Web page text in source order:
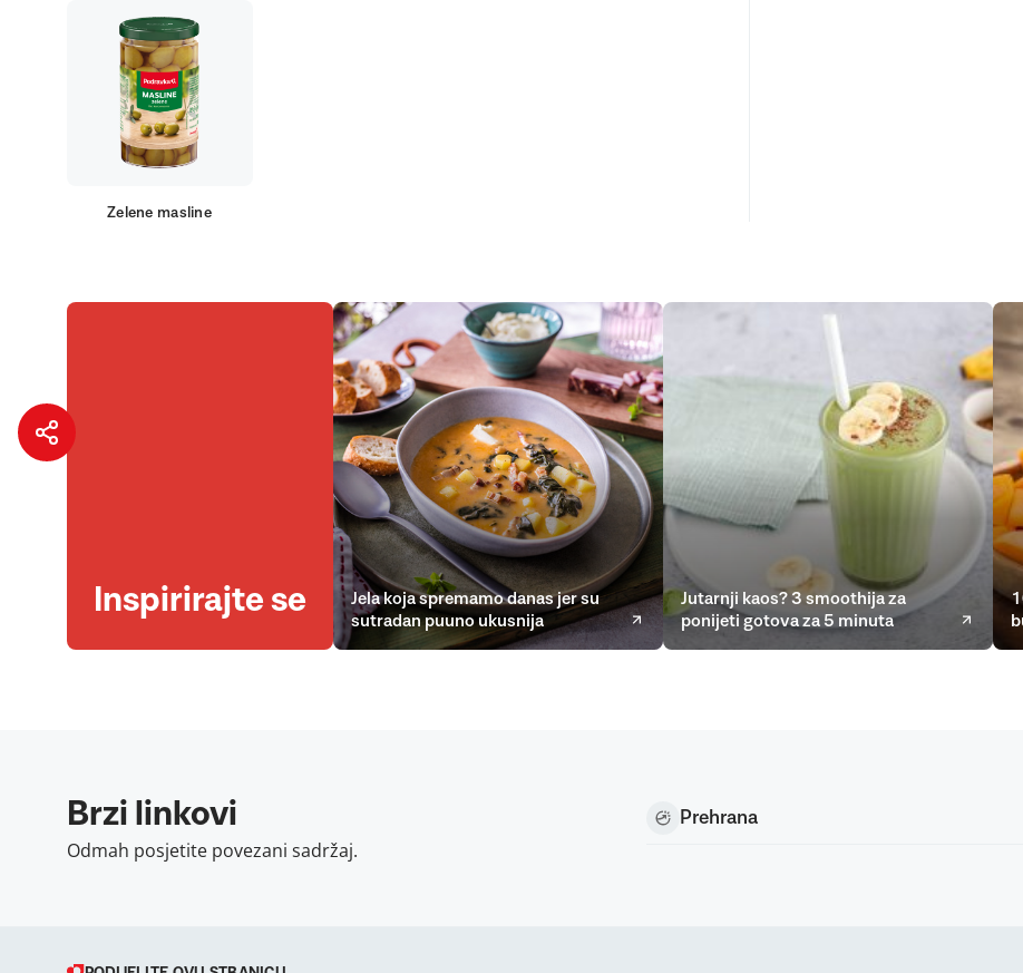
Zelene masline
Inspirirajte se
Jela koja spremamo danas jer su
sutradan puuno ukusnija
Jutarnji kaos? 3 smoothija za
ponijeti gotova za 5 minuta
Brzi linkovi
Odmah posjetite povezani sadržaj.
Prehrana